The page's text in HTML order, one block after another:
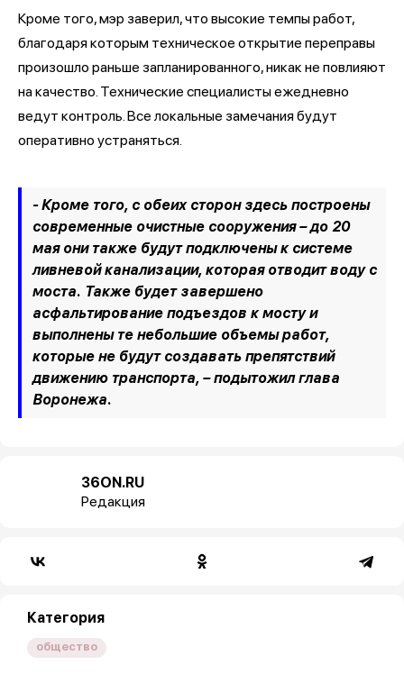
Кроме того, мэр заверил, что высокие темпы работ,
благодаря которым техническое открытие переправы
произошло раньше запланированного, никак не повлияют
на качество. Технические специалисты ежедневно
ведут контроль. Все локальные замечания будут
оперативно устраняться.
- Кроме того, с обеих сторон здесь построены
современные очистные сооружения – до 20
мая они также будут подключены к системе
ливневой канализации, которая отводит воду с
моста. Также будет завершено
асфальтирование подъездов к мосту и
выполнены те небольшие объемы работ,
которые не будут создавать препятствий
движению транспорта, – подытожил глава
Воронежа.
36ON.RU
Редакция
Категория
общество